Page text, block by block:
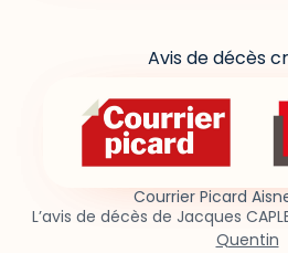
Avis de décès
Courrier Picard
L’avis de décès de Jacques
Quentin